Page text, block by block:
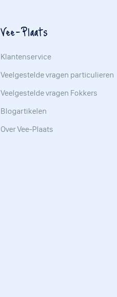
Vee-Plaats
Klantenservice
Veelgestelde vragen particulieren
Veelgestelde vragen Fokkers
Blogartikelen
Over Vee-Plaats